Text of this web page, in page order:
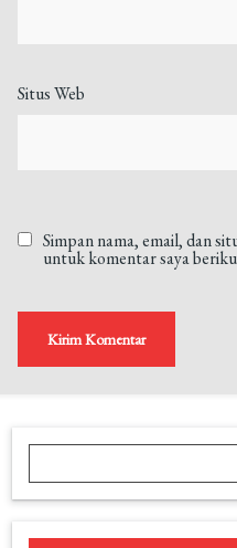
Situs Web
Simpan nama, email, dan
untuk komentar saya